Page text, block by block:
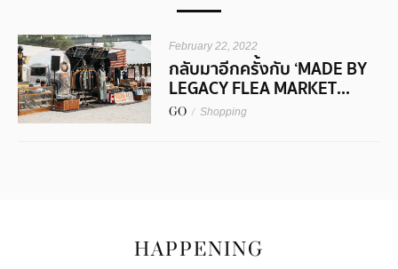
February 22, 2022
กลับมาอีกครั้งกับ ‘MADE BY
LEGACY FLEA MARKET...
GO / Shopping
HAPPENING